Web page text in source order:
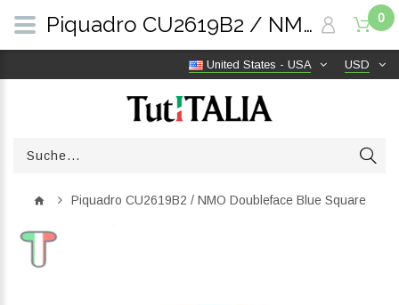
USD
United States - USA
0
Piquadro CU2619B2 / NMO Doubleface Blue Square
Piquadro CU2619B2 / NMO Doubleface Blue Square | TutITALIA